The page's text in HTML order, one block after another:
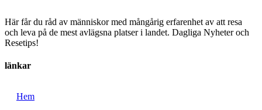
Här får du råd av människor med mångårig erfarenhet av att resa
och leva på de mest avlägsna platser i landet. Dagliga Nyheter och
Resetips!
länkar
Hem